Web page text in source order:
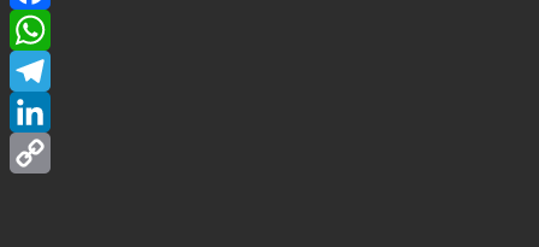
Facebook
WhatsApp
Telegram
LinkedIn